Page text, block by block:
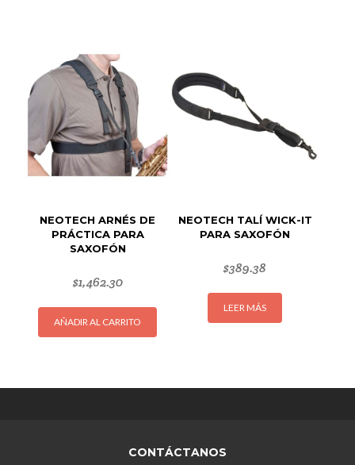
se
pueden
producto
NEOTECH ARNÉS DE
PRÁCTICA PARA
SAXOFÓN
$1,462.30
AÑADIR AL CARRITO
NEOTECH TALÍ WICK-IT
PARA SAXOFÓN
$389.38
LEER MÁS
CONTÁCTANOS